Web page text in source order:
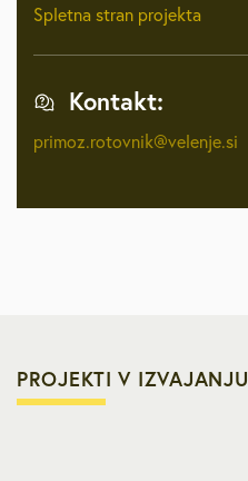
Spletna stran projekta
Kontakt:
primoz.rotovnik@velenje.si
PROJEKTI V IZVAJANJU